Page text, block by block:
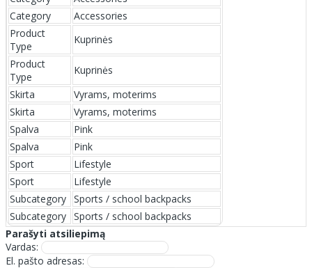
Category
Accessories
Product
Type
Kuprinės
Product
Type
Kuprinės
Skirta
Vyrams, moterims
Skirta
Vyrams, moterims
Spalva
Pink
Spalva
Pink
Sport
Lifestyle
Sport
Lifestyle
Subcategory Sports / school backpacks
Subcategory Sports / school backpacks
Parašyti atsiliepimą
Vardas:
El. pašto adresas: